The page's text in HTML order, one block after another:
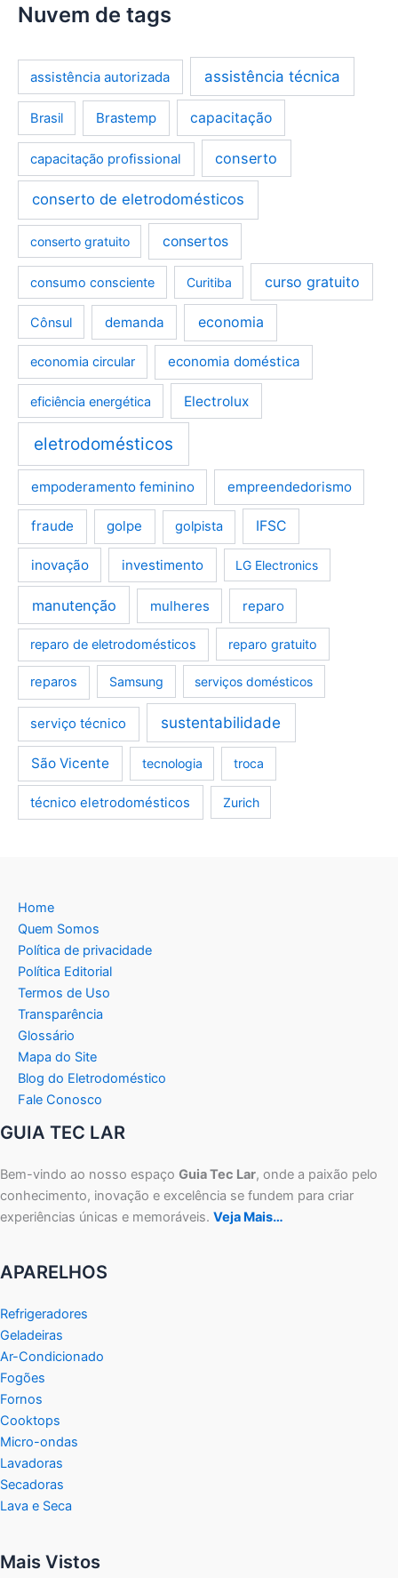
Nuvem de tags
assistência autorizada assistência técnica
Brasil Brastemp capacitação
capacitação profissional conserto
conserto de eletrodomésticos
conserto gratuito consertos
consumo consciente Curitiba curso gratuito
Cônsul demanda economia
economia circular economia doméstica
eficiência energética Electrolux
eletrodomésticos
empoderamento feminino empreendedorismo
fraude golpe golpista IFSC
inovação investimento LG Electronics
manutenção mulheres reparo
reparo de eletrodomésticos reparo gratuito
reparos Samsung serviços domésticos
serviço técnico sustentabilidade
São Vicente tecnologia troca
técnico eletrodomésticos Zurich
Home
Quem Somos
Política de privacidade
Política Editorial
Termos de Uso
Transparência
Glossário
Mapa do Site
Blog do Eletrodoméstico
Fale Conosco
GUIA TEC LAR
Bem-vindo ao nosso espaço Guia Tec Lar, onde a paixão pelo
conhecimento, inovação e excelência se fundem para criar
experiências únicas e memoráveis. Veja Mais…
APARELHOS
Refrigeradores
Geladeiras
Ar-Condicionado
Fogões
Fornos
Cooktops
Micro-ondas
Lavadoras
Secadoras
Lava e Seca
Mais Vistos